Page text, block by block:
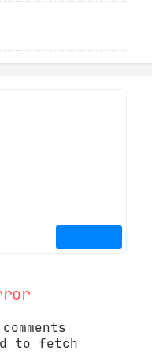
to fetch